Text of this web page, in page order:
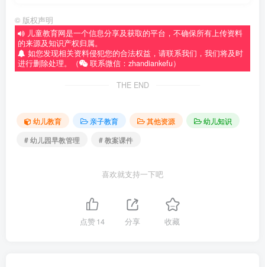
© 版权声明
儿童教育网是一个信息分享及获取的平台，不确保所有上传资料
的来源及知识产权归属。
如您发现相关资料侵犯您的合法权益，请联系我们，我们将及时
进行删除处理。（
联系微信：zhandiankefu）
THE END
幼儿教育 亲子教育 其他资源
幼儿知识
# 幼儿园早教管理
# 教案课件
喜欢就支持一下吧
点赞14 分享 收藏